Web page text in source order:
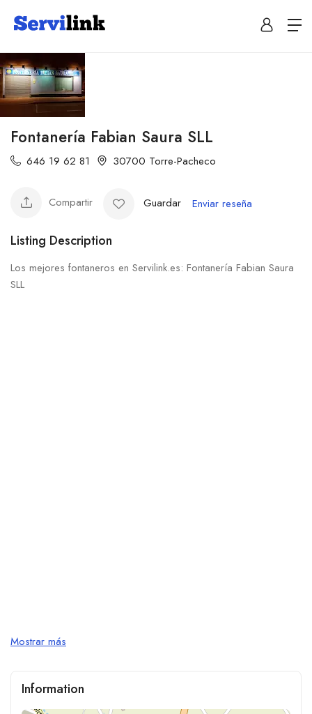
Fontanería Fabian Saura SLL
646 19 62 81 30700 Torre-Pacheco
Compartir Guardar Enviar reseña
Listing Description
Los mejores fontaneros en Servilink.es: Fontanería Fabian Saura
SLL
Mostrar más
Information